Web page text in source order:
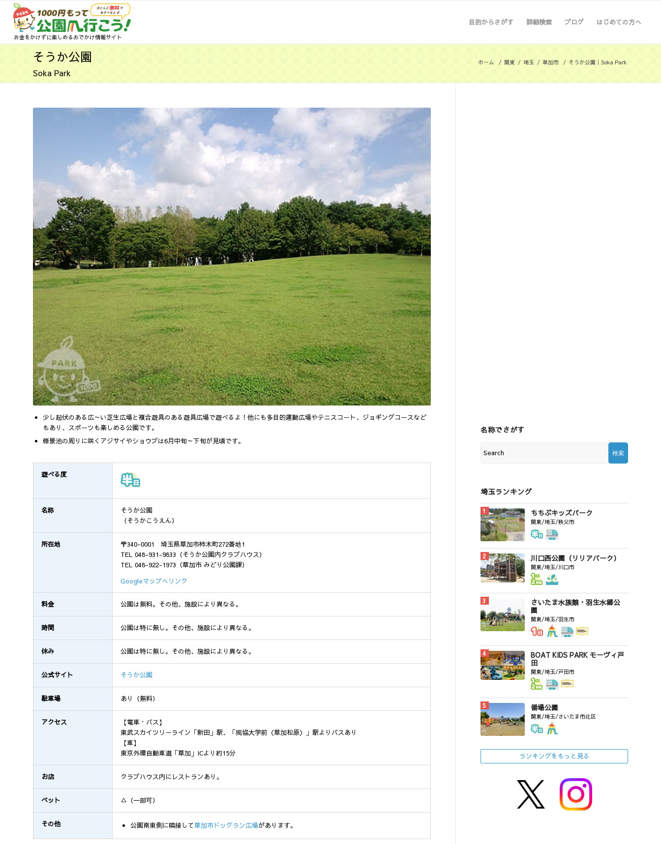
お金をかけずに楽しめるおでかけ情報サイト
目的からさがす 詳細検索 ブログ はじめての方へ
そうか公園
Soka Park
ホーム / 関東 / 埼玉 / 草加市 / そうか公園｜Soka Park
少し起伏のある広～い芝生広場と複合遊具のある遊具広場で遊べるよ！他にも多目的運動広場やテニスコート、ジョギングコースなど
もあり、スポーツも楽しめる公園です。
修景池の周りに咲くアジサイやショウブは6月中旬～下旬が見頃です。
遊べる度
名称
そうか公園
（そうかこうえん）
所在地
〒340-0001 埼玉県草加市柿木町272番地1
TEL 048-931-9833（そうか公園内クラブハウス）
TEL 048-922-1973（草加市 みどり公園課）
Googleマップへリンク
料金 公園は無料。その他、施設により異なる。
時間 公園は特に無し。その他、施設により異なる。
休み 公園は特に無し。その他、施設により異なる。
公式サイト そうか公園
駐車場 あり（無料）
アクセス
【電車・バス】
東武スカイツリーライン「新田」駅、「獨協大学前〈草加松原〉」駅よりバスあり
【車】
東京外環自動車道「草加」ICより約15分
お店 クラブハウス内にレストランあり。
ペット △（一部可）
その他 公園南東側に隣接して草加市ドッグラン広場があります。
名称でさがす
埼玉ランキング
ちちぶキッズパーク
関東/埼玉/秩父市
川口西公園（リリアパーク）
関東/埼玉/川口市
さいたま水族館・羽生水郷公
園
関東/埼玉/羽生市
BOAT KIDS PARK モーヴィ戸
田
関東/埼玉/戸田市
番場公園
関東/埼玉/さいたま市北区
ランキングをもっと見る